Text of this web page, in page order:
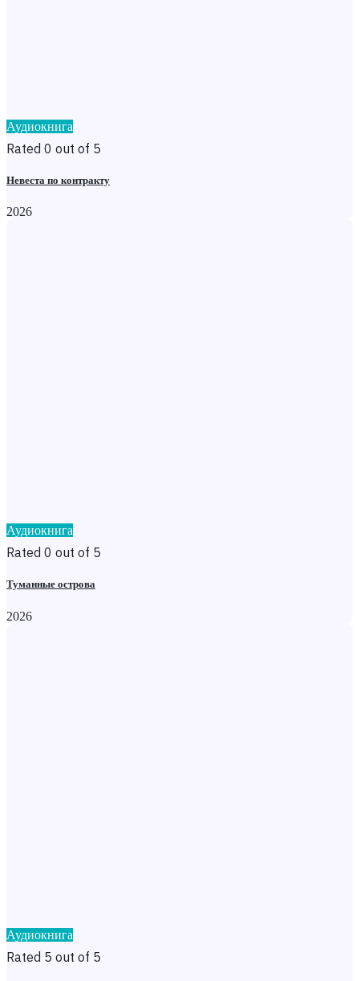
Аудиокнига
Rated 0 out of 5
Невеста по контракту
2026
Аудиокнига
Rated 0 out of 5
Туманные острова
2026
Аудиокнига
Rated 5 out of 5